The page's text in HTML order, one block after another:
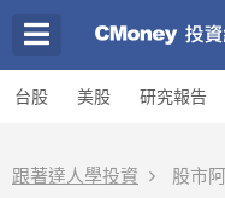
台股 美股 研究報告
跟著達人學投資 股市